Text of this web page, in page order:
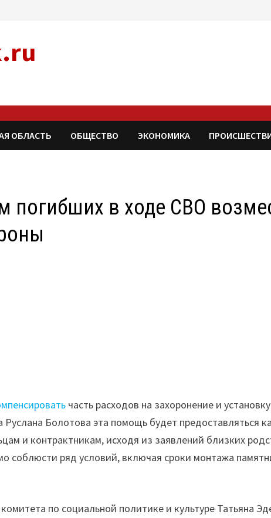
ОБЛАСТЬ ОБЩЕСТВО ЭКОНОМИКА
погибших в ходе СВО
часть расходов на захоронение и
Болотова эта помощь будет предоставляться
и контрактникам, исходя из заявлений близких
соблюсти ряд условий, включая сроки монтажа
по социальной политике и культуре Татьяна